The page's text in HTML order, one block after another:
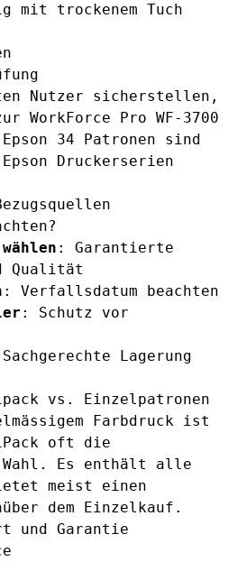
mit trockenem Tuch
Nutzer sicherstellen,
WorkForce Pro WF-3700
34 Patronen sind
Druckerserien
: Garantierte
Qualität
: Verfallsdatum beachten
: Schutz vor
Lagerung
vs. Einzelpatronen
Farbdruck ist
oft die
Es enthält alle
meist einen
dem Einzelkauf.
und Garantie